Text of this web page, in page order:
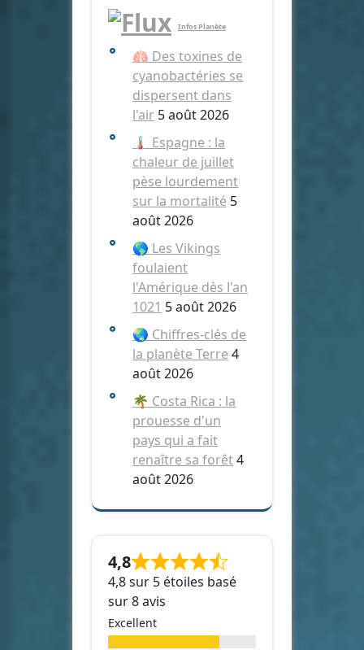
Infos Planète
🫁 Des toxines de
cyanobactéries se
dispersent dans
l'air 5 août 2026
🌡️ Espagne : la
chaleur de juillet
pèse lourdement
sur la mortalité 5
août 2026
🌎 Les Vikings
foulaient
l'Amérique dès l'an
1021 5 août 2026
🌏 Chiffres-clés de
la planète Terre 4
août 2026
🌴 Costa Rica : la
prouesse d'un
pays qui a fait
renaître sa forêt4
août 2026
4,8
4,8 sur 5 étoiles basé
sur 8 avis
Excellent